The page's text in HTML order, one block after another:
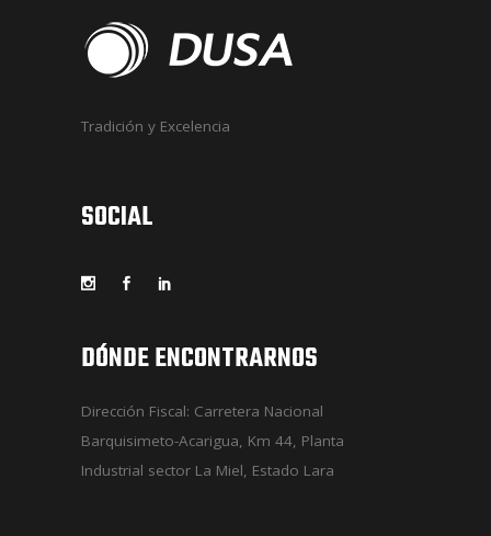
Tradición y Excelencia
SOCIAL
DÓNDE ENCONTRARNOS
Dirección Fiscal: Carretera Nacional
Barquisimeto-Acarigua, Km 44, Planta
Industrial sector La Miel, Estado Lara